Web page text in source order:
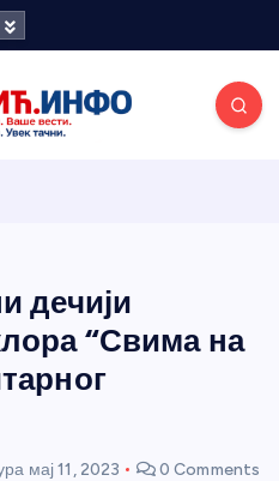
дечији
“Свима на
мај 11, 2023 0 Comments